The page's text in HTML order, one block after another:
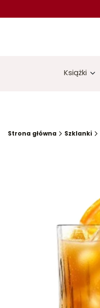
Książki
Strona główna Szklanki